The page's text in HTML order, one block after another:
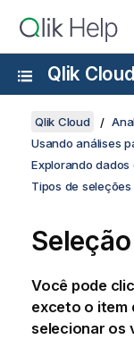
Qlik Cloud
Qlik Cloud
Usando análises
Explorando
Tipos de
Você pode
exceto o item
selecionar os